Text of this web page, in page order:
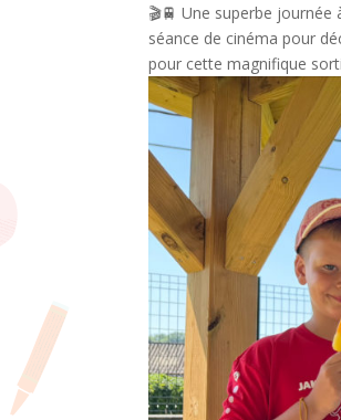
🎬🚆 Une superbe
séance de cinéma pour
pour cette magnifique